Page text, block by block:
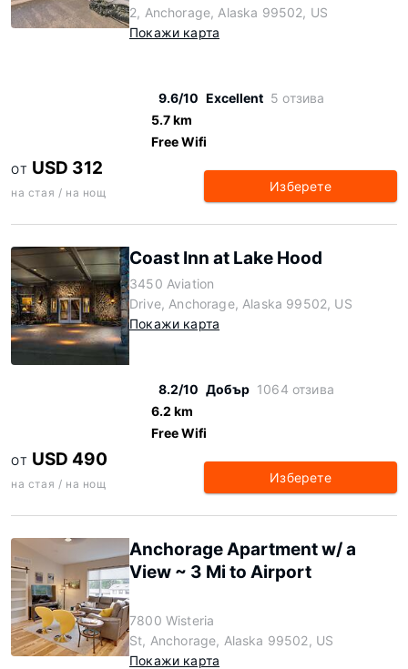
2, Anchorage, Alaska 99502, US
Покажи карта
9.6/10 Excellent 5 отзива
5.7 km
Free Wifi
ОТ USD 312
на стая / на нощ Изберете
Coast Inn at Lake Hood
3450 Aviation
Drive, Anchorage, Alaska 99502, US
Покажи карта
8.2/10 Добър 1064 отзива
6.2 km
Free Wifi
ОТ USD 490
на стая / на нощ Изберете
Anchorage Apartment w/ a
View ~ 3 Mi to Airport
7800 Wisteria
St, Anchorage, Alaska 99502, US
Покажи карта